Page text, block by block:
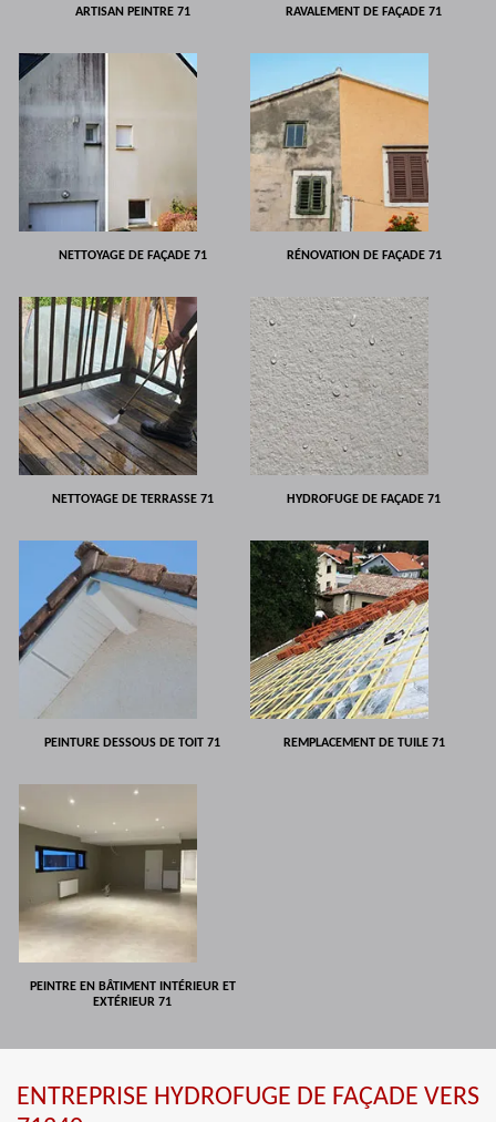
ARTISAN PEINTRE 71 RAVALEMENT DE FAÇADE 71
NETTOYAGE DE FAÇADE 71 RÉNOVATION DE FAÇADE 71
NETTOYAGE DE TERRASSE 71 HYDROFUGE DE FAÇADE 71
PEINTURE DESSOUS DE TOIT 71 REMPLACEMENT DE TUILE 71
PEINTRE EN BÂTIMENT INTÉRIEUR ET
EXTÉRIEUR 71
ENTREPRISE HYDROFUGE DE FAÇADE VERS